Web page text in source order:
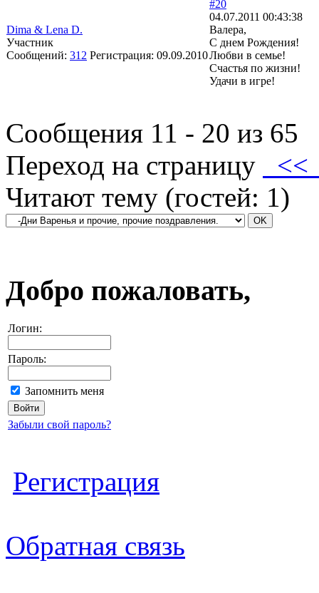
Dima & Lena D.
Участник
Сообщений: 312 Регистрация: 09.09.2010
#20
04.07.2011 00:43:38
Валера,
С днем Рождения!
Любви в семье!
Счастья по жизни!
Удачи в игре!
Сообщения 11 - 20 из 65
Переход на страницу
Читают тему (гостей: 1)
Добро пожаловать,
Логин:
Пароль:
Запомнить меня
Забыли свой пароль?
Регистрация
Обратная связь